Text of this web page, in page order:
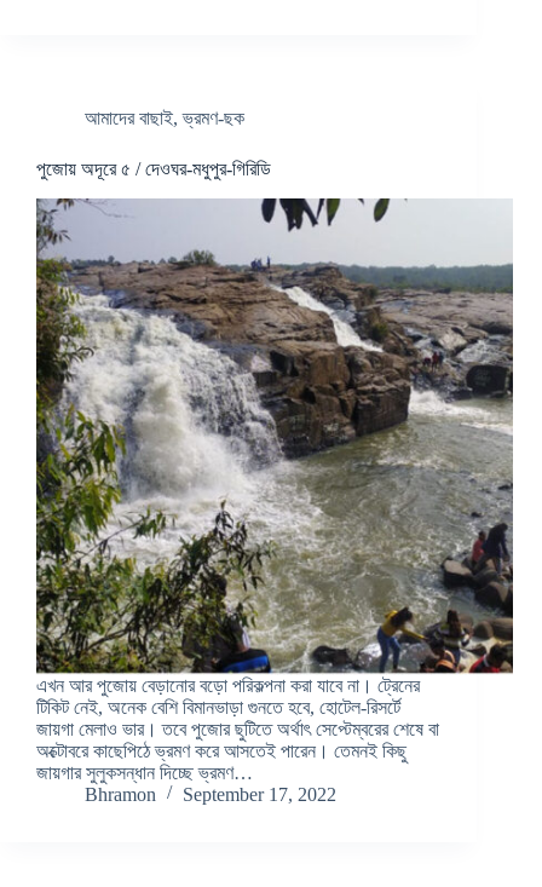
আমাদের বাছাই,ভ্রমণ-ছক
পুজোয় অদূরে ৫ / দেওঘর-মধুপুর-গিরিডি
এখন আর পুজোয় বেড়ানোর বড়ো পরিকল্পনা করা যাবে না। ট্রেনের
টিকিট নেই, অনেক বেশি বিমানভাড়া গুনতে হবে, হোটেল-রিসর্টে
জায়গা মেলাও ভার। তবে পুজোর ছুটিতে অর্থাৎ সেপ্টেম্বরের শেষে বা
অক্টোবরে কাছেপিঠে ভ্রমণ করে আসতেই পারেন। তেমনই কিছু
জায়গার সুলুকসন্ধান দিচ্ছে ভ্রমণ…
Bhramon
September 17, 2022